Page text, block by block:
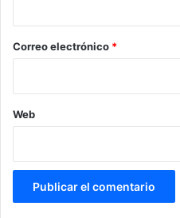
*
Correo electrónico *
Web